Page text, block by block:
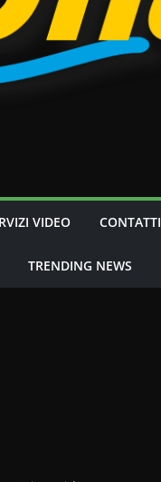
VIDEO CONTATTI
TRENDING NEWS